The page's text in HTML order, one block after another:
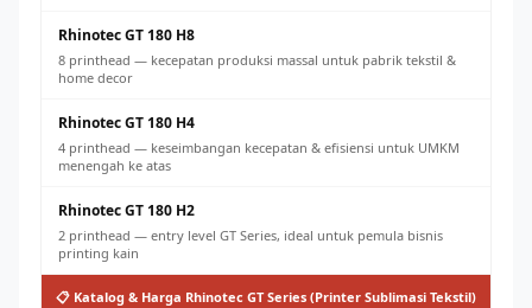
Rhinotec GT 180 H8
8 printhead — kecepatan produksi massal untuk pabrik tekstil &
home decor
Rhinotec GT 180 H4
4 printhead — keseimbangan kecepatan & efisiensi untuk UMKM
menengah ke atas
Rhinotec GT 180 H2
2 printhead — entry level GT Series, ideal untuk pemula bisnis
printing kain
📋 Katalog & Harga Rhinotec GT Series (Printer Sublimasi Tekstil)